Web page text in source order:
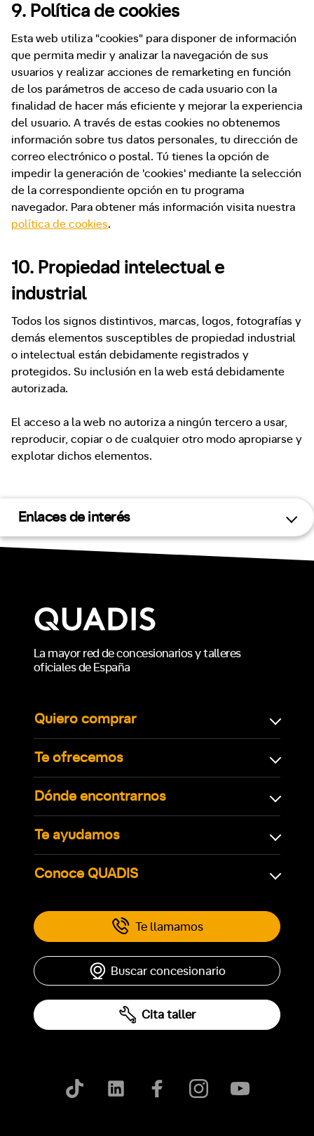
9. Política de cookies
Esta web utiliza "cookies" para disponer de información
que permita medir y analizar la navegación de sus
usuarios y realizar acciones de remarketing en función
de los parámetros de acceso de cada usuario con la
finalidad de hacer más eficiente y mejorar la experiencia
del usuario. A través de estas cookies no obtenemos
información sobre tus datos personales, tu dirección de
correo electrónico o postal. Tú tienes la opción de
impedir la generación de 'cookies' mediante la selección
de la correspondiente opción en tu programa
navegador. Para obtener más información visita nuestra
política de cookies.
10. Propiedad intelectual e
industrial
Todos los signos distintivos, marcas, logos, fotografías y
demás elementos susceptibles de propiedad industrial
o intelectual están debidamente registrados y
protegidos. Su inclusión en la web está debidamente
autorizada.
El acceso a la web no autoriza a ningún tercero a usar,
reproducir, copiar o de cualquier otro modo apropiarse y
explotar dichos elementos.
Enlaces de interés
La mayor red de concesionarios y talleres
oficiales de España
Quiero comprar
Te ofrecemos
Dónde encontrarnos
Te ayudamos
Conoce QUADIS
Te llamamos
Buscar concesionario
Cita taller